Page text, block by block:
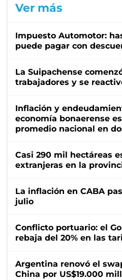
Ver más
Impuesto Automotor:
puede pagar con
La Suipachense
trabajadores y se
Inflación y
economía bonaerense
promedio nacional en
Casi 290 mil hectáreas
extranjeras en la
La inflación en CABA
julio
Conflicto portuario: el
rebaja del 20% en las
Argentina renovó el
China por US$19.000